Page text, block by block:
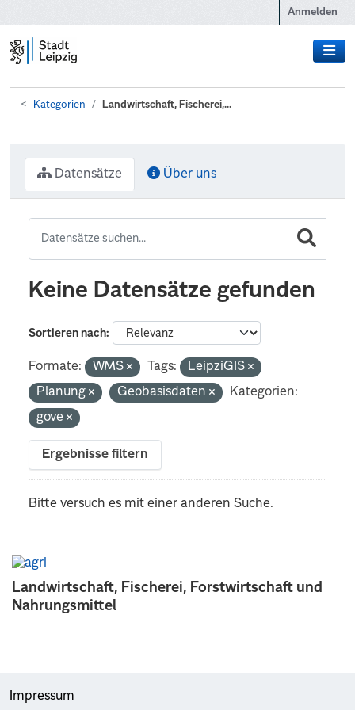
Anmelden
Kategorien Landwirtschaft, Fischerei,...
Landwirtschaft, Fischerei, Forstwirtschaft und
Nahrungsmittel
Datensätze Über uns
Keine Datensätze gefunden
Sortieren nach
Formate: WMS Tags:
LeipziGIS
Planung
Geobasisdaten
Kategorien:
gove
Ergebnisse filtern
Bitte versuch es mit einer anderen Suche.
Impressum